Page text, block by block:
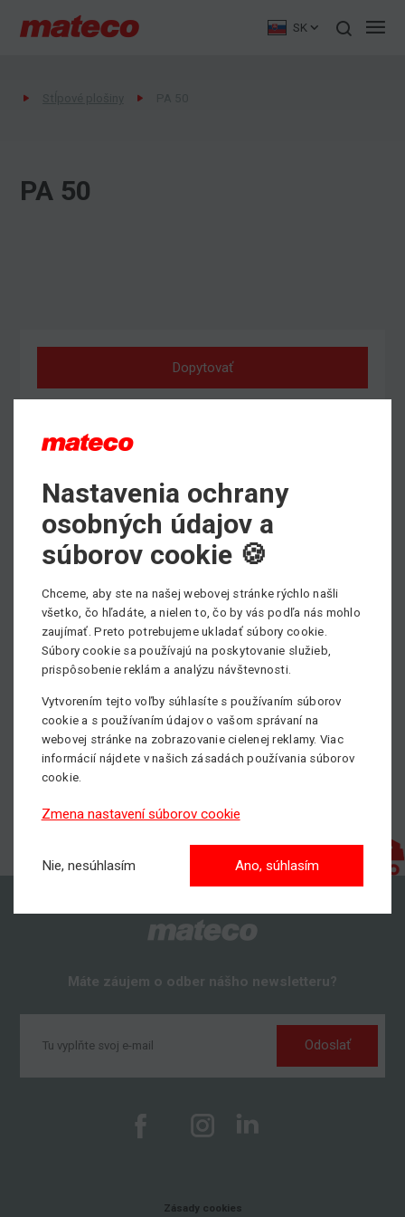
SK
PA 50
Dopytovať
5 m
Min. nosnosť
Pohon
Elektrický
Máte záujem o odber nášho newsletteru?
Odoslať
Zásady cookies
Nastavenia ochrany
osobných údajov a
súborov cookie 🍪
Chceme, aby ste na našej webovej stránke rýchlo našli
všetko, čo hľadáte, a nielen to, čo by vás podľa nás mohlo
zaujímať. Preto potrebujeme ukladať súbory cookie.
Súbory cookie sa používajú na poskytovanie služieb,
prispôsobenie reklám a analýzu návštevnosti.
Vytvorením tejto voľby súhlasíte s používaním súborov
cookie a s používaním údajov o vašom správaní na
webovej stránke na zobrazovanie cielenej reklamy. Viac
informácií nájdete v našich zásadách používania súborov
cookie.
Zmena nastavení súborov cookie
Nie, nesúhlasím Ano, súhlasím